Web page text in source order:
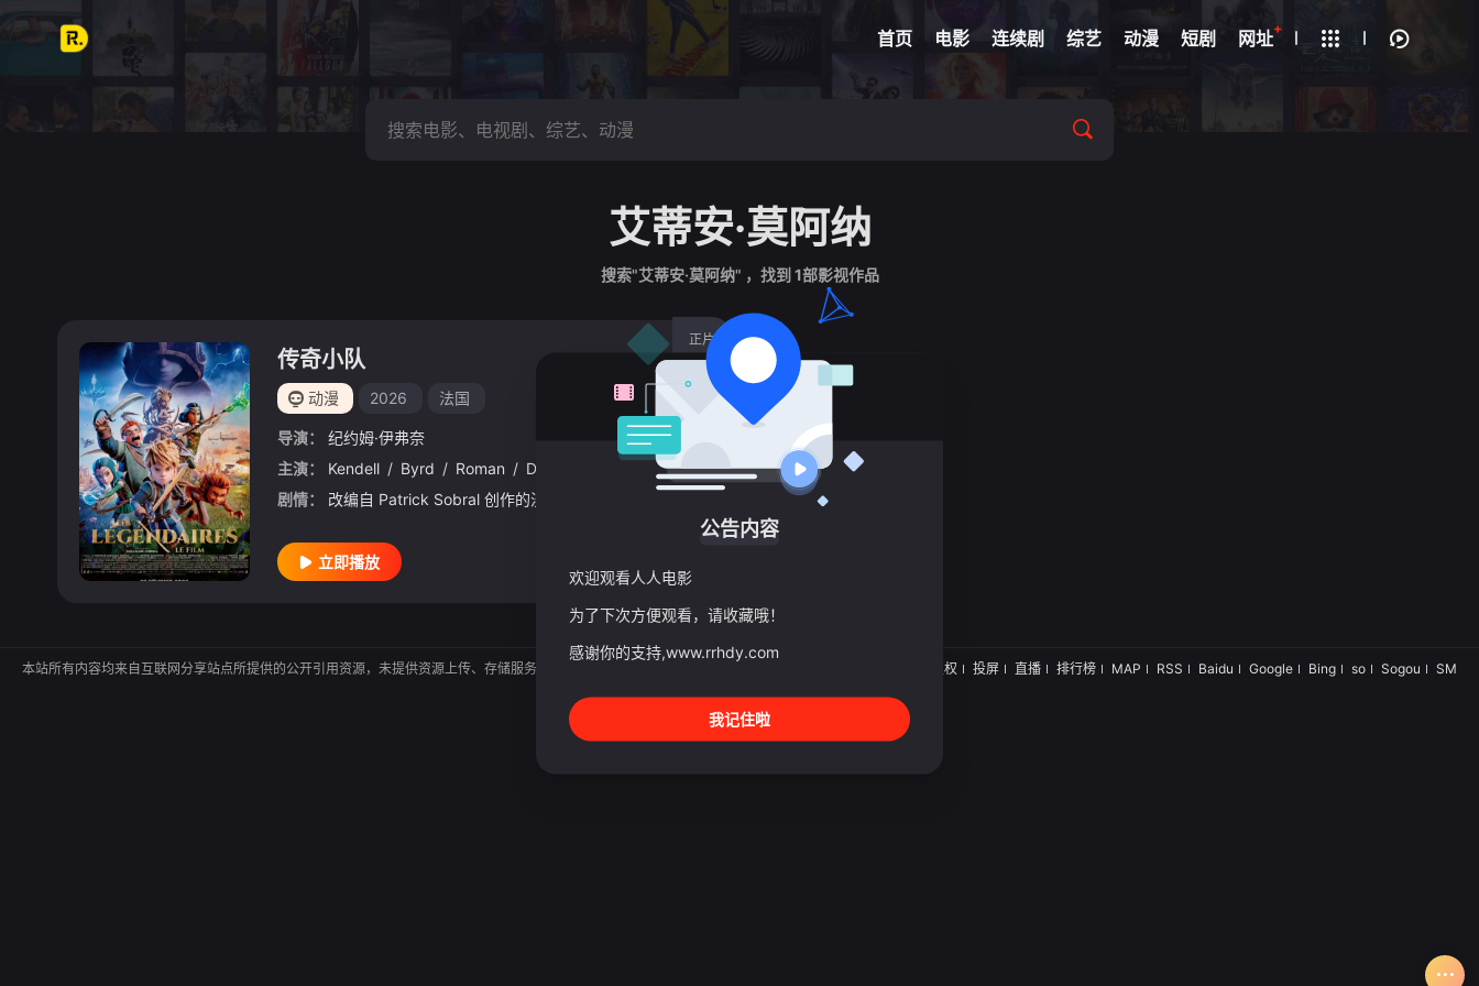
首页 电影 连续剧 综艺 动漫 短剧 网址+
网球 脑洞悬疑
艾蒂安·莫阿纳
搜索"艾蒂安·莫阿纳" ，找到 1部影视作品
正片
传奇小队
动漫 2026 法国
导演：
纪约姆·伊弗奈
主演：
Kendell / Byrd / Roman / Doduik / Dumand / 吕西安·让-巴蒂斯特
剧情：
立即播放
版权 投屏 直播 排行榜 MAP RSS Baidu Google Bing so Sogou SM
本站所有内容均来自互联网分享站点所提供的公开引用资源，未提供资源上传、存储服务。
公告内容
欢迎观看人人电影
为了下次方便观看，请收藏哦！
感谢你的支持,www.rrhdy.com
我记住啦